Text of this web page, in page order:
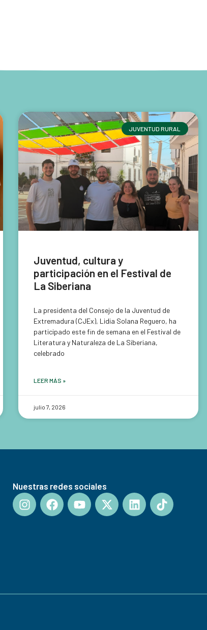
JUVENTUD RURAL
Juventud, cultura y
participación en el Festival de
La Siberiana
La presidenta del Consejo de la Juventud de
Extremadura (CJEx), Lidia Solana Reguero, ha
participado este fin de semana en el Festival de
Literatura y Naturaleza de La Siberiana,
celebrado
LEER MÁS »
julio 7, 2026
Nuestras redes sociales